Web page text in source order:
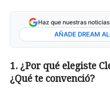
Haz que nuestras
AÑADE DREAM
1. ¿Por qué elegiste
¿Qué te convenció?